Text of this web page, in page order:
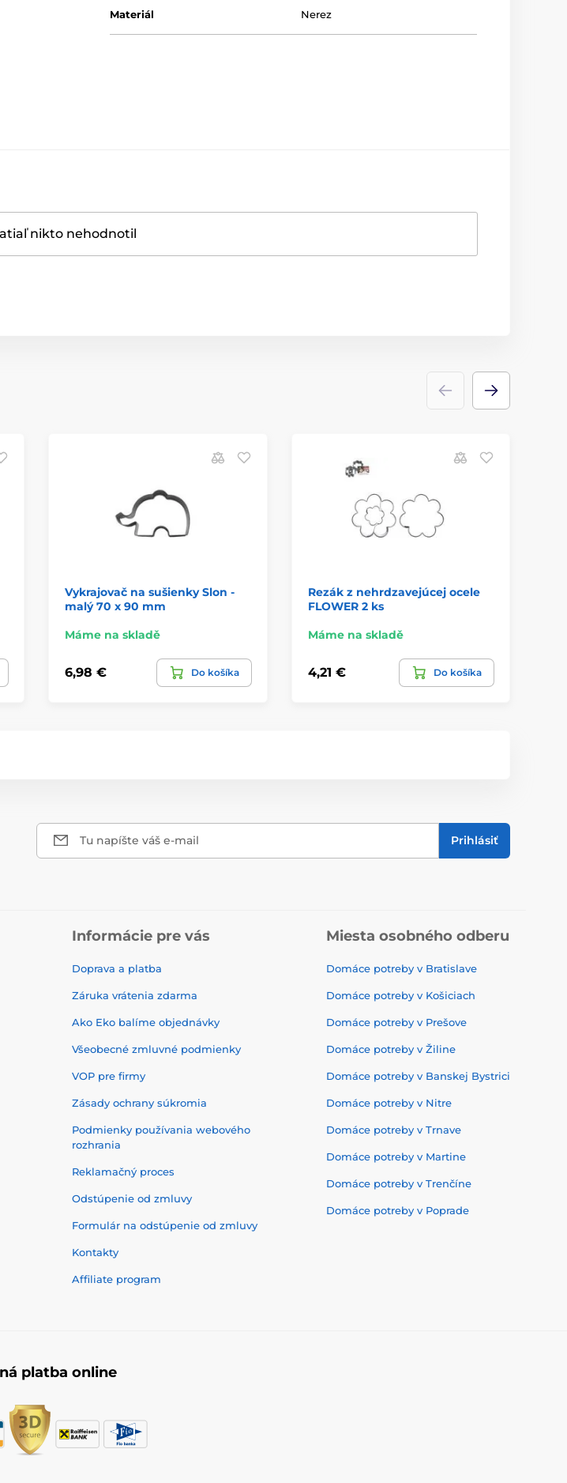
Materiál Nerez
nikto nehodnotil
Vykrajovač na sušienky Slon -
malý 70 x 90 mm
Máme na skladě
6,98 € Do košíka
Rezák z nehrdzavejúcej ocele
FLOWER 2 ks
Máme na skladě
4,21 € Do košíka
Tu napíšte váš e-mail Prihlásiť
Informácie pre vás
Doprava a platba
Záruka vrátenia zdarma
Ako Eko balíme objednávky
Všeobecné zmluvné podmienky
VOP pre firmy
Zásady ochrany súkromia
Podmienky používania webového
rozhrania
Reklamačný proces
Odstúpenie od zmluvy
Formulár na odstúpenie od zmluvy
Kontakty
Affiliate program
Miesta osobného odberu
Domáce potreby v Bratislave
Domáce potreby v Košiciach
Domáce potreby v Prešove
Domáce potreby v Žiline
Domáce potreby v Banskej Bystrici
Domáce potreby v Nitre
Domáce potreby v Trnave
Domáce potreby v Martine
Domáce potreby v Trenčíne
Domáce potreby v Poprade
platba online